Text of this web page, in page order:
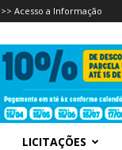
>> Acesso a Informação
LICITAÇÕES